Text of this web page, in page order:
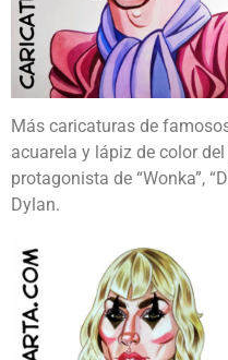
Más caricaturas de
acuarela y lápiz de color
protagonista de “Wonka”,
Dylan.